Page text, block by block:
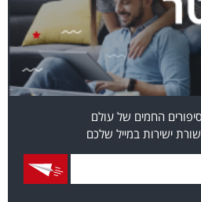
החמים של עולם
ישירות במייל שלכם